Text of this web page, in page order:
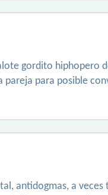
gordito hiphopero
para posible
antidogmas, a veces